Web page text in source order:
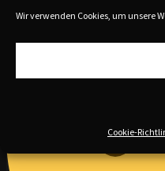
Wir verwenden Cookies, um unsere
Cookie-